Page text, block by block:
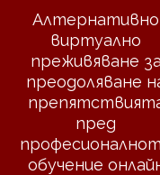
Алтернативно
виртуално
преживяване
преодоляване
пред
обучение